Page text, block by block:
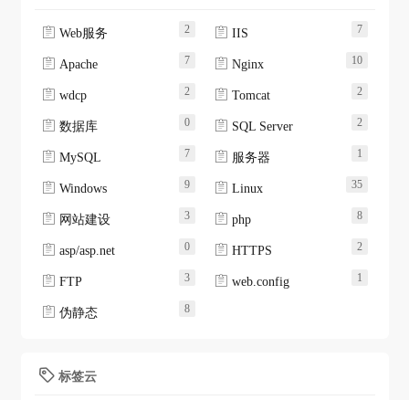
 Web服务 2  IIS 7
 Apache 7  Nginx 10
 wdcp 2  Tomcat 2
 数据库 0  SQL Server 2
 MySQL 7  服务器 1
 Windows 9  Linux 35
 网站建设 3  php 8
 asp/asp.net 0  HTTPS 2
 FTP 3  web.config 1
 伪静态 8
 标签云